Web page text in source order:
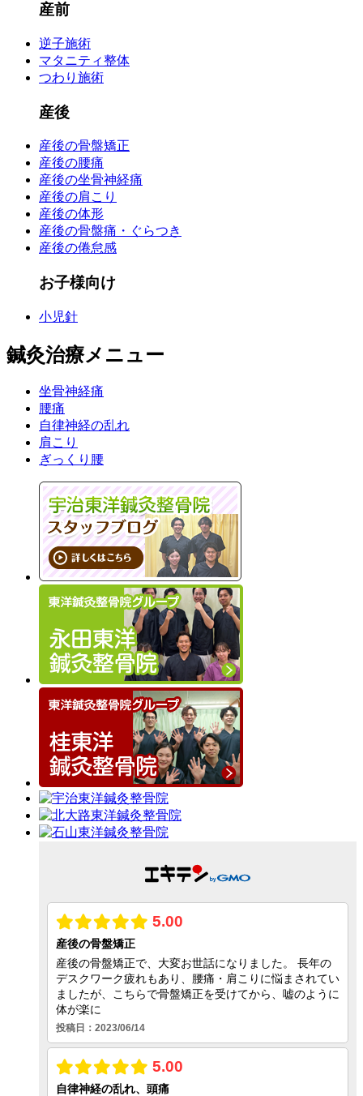
産前
逆子施術
マタニティ整体
つわり施術
産後
産後の骨盤矯正
産後の腰痛
産後の坐骨神経痛
産後の肩こり
産後の体形
産後の骨盤痛・ぐらつき
産後の倦怠感
お子様向け
小児針
鍼灸治療メニュー
坐骨神経痛
腰痛
自律神経の乱れ
肩こり
ぎっくり腰